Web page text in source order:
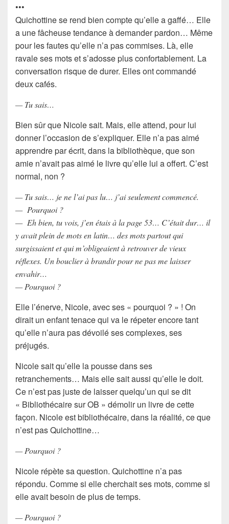
•••
Quichottine se rend bien compte qu’elle a gaffé… Elle
a une fâcheuse tendance à demander pardon… Même
pour les fautes qu’elle n’a pas commises. Là, elle
ravale ses mots et s’adosse plus confortablement. La
conversation risque de durer. Elles ont commandé
deux cafés.
— Tu sais…
Bien sûr que Nicole sait. Mais, elle attend, pour lui
donner l’occasion de s’expliquer. Elle n’a pas aimé
apprendre par écrit, dans la bibliothèque, que son
amie n’avait pas aimé le livre qu’elle lui a offert. C’est
normal, non ?
— Tu sais… je ne l’ai pas lu… j’ai seulement commencé.
— Pourquoi ?
— Eh bien, tu vois, j’en étais à la page 53… C’était dur… il
y avait plein de mots en latin… des mots partout qui
surgissaient et qui m’obligeaient à retrouver de vieux
réflexes. Un bouclier à brandir pour ne pas me laisser
envahir…
— Pourquoi ?
Elle l’énerve, Nicole, avec ses « pourquoi ? » ! On
dirait un enfant tenace qui va le répeter encore tant
qu’elle n’aura pas dévoilé ses complexes, ses
préjugés.
Nicole sait qu’elle la pousse dans ses
retranchements… Mais elle sait aussi qu’elle le doit.
Ce n’est pas juste de laisser quelqu’un qui se dit
« Bibliothécaire sur OB » démolir un livre de cette
façon. Nicole est bibliothécaire, dans la réalité, ce que
n’est pas Quichottine…
— Pourquoi ?
Nicole répète sa question. Quichottine n’a pas
répondu. Comme si elle cherchait ses mots, comme si
elle avait besoin de plus de temps.
— Pourquoi ?